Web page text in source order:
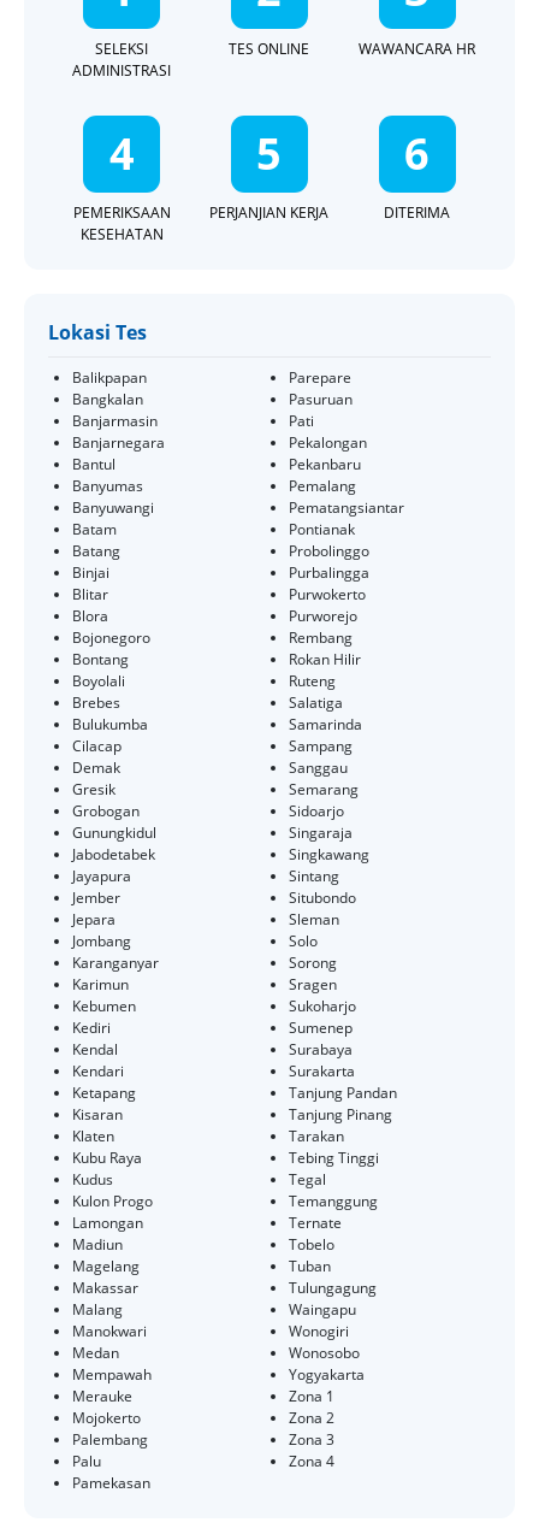
SELEKSI
ADMINISTRASI
TES ONLINE WAWANCARA HR
4
PEMERIKSAAN
KESEHATAN
5
PERJANJIAN KERJA
6
DITERIMA
Lokasi Tes
Balikpapan
Bangkalan
Banjarmasin
Banjarnegara
Bantul
Banyumas
Banyuwangi
Batam
Batang
Binjai
Blitar
Blora
Bojonegoro
Bontang
Boyolali
Brebes
Bulukumba
Cilacap
Demak
Gresik
Grobogan
Gunungkidul
Jabodetabek
Jayapura
Jember
Jepara
Jombang
Karanganyar
Karimun
Kebumen
Kediri
Kendal
Kendari
Ketapang
Kisaran
Klaten
Kubu Raya
Kudus
Kulon Progo
Lamongan
Madiun
Magelang
Makassar
Malang
Manokwari
Medan
Mempawah
Merauke
Mojokerto
Palembang
Palu
Pamekasan
Parepare
Pasuruan
Pati
Pekalongan
Pekanbaru
Pemalang
Pematangsiantar
Pontianak
Probolinggo
Purbalingga
Purwokerto
Purworejo
Rembang
Rokan Hilir
Ruteng
Salatiga
Samarinda
Sampang
Sanggau
Semarang
Sidoarjo
Singaraja
Singkawang
Sintang
Situbondo
Sleman
Solo
Sorong
Sragen
Sukoharjo
Sumenep
Surabaya
Surakarta
Tanjung Pandan
Tanjung Pinang
Tarakan
Tebing Tinggi
Tegal
Temanggung
Ternate
Tobelo
Tuban
Tulungagung
Waingapu
Wonogiri
Wonosobo
Yogyakarta
Zona 1
Zona 2
Zona 3
Zona 4